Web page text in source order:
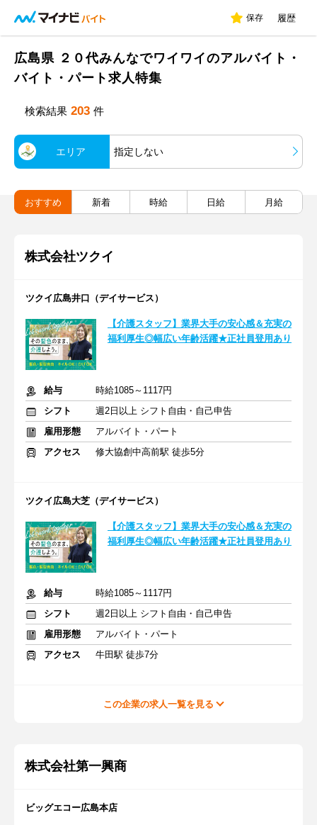
保存 履歴
広島県 ２０代みんなでワイワイのアルバイト・
バイト・パート求人特集
検索結果 203 件
エリア 指定しない
おすすめ 新着 時給 日給 月給
株式会社ツクイ
ツクイ広島井口（デイサービス）
【介護スタッフ】業界大手の安心感＆充実の
福利厚生◎幅広い年齢活躍★正社員登用あり
給与
時給1085～1117円
シフト
週2日以上 シフト自由・自己申告
雇用形態
アルバイト・パート
アクセス
修大協創中高前駅 徒歩5分
ツクイ広島大芝（デイサービス）
【介護スタッフ】業界大手の安心感＆充実の
福利厚生◎幅広い年齢活躍★正社員登用あり
給与
時給1085～1117円
シフト
週2日以上 シフト自由・自己申告
雇用形態
アルバイト・パート
アクセス
牛田駅 徒歩7分
この企業の求人一覧を見る
株式会社第一興商
ビッグエコー広島本店